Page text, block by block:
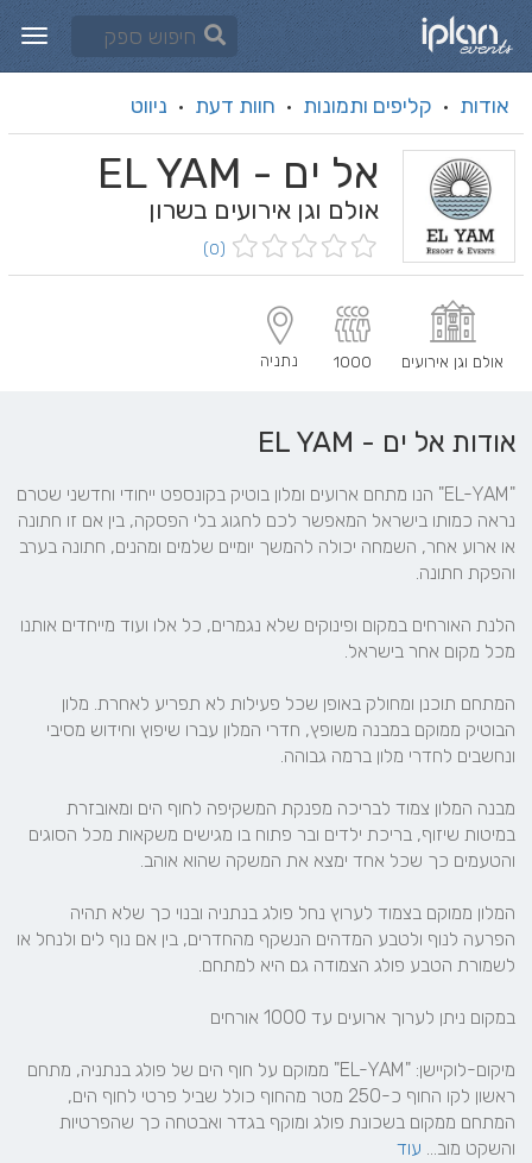
אודות · קליפים ותמונות · חוות דעת · ניווט
אל ים - EL YAM
אולם וגן אירועים בשרון
(0)
אולם וגן אירועים 1000 נתניה
אודות אל ים - EL YAM
והשקט מוב... עוד